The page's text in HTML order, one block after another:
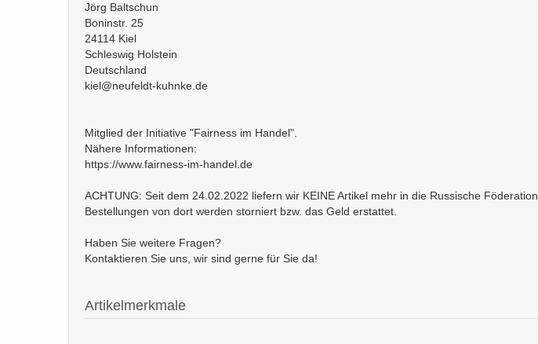
Jörg Baltschun
Boninstr. 25
24114 Kiel
Schleswig Holstein
Deutschland
kiel@neufeldt-kuhnke.de
Mitglied der Initiative "Fairness im Handel".
Nähere Informationen:
https://www.fairness-im-handel.de
ACHTUNG: Seit dem 24.02.2022 liefern wir KEINE Artikel mehr in die Russische Föderation.
Bestellungen von dort werden storniert bzw. das Geld erstattet.
Haben Sie weitere Fragen?
Kontaktieren Sie uns, wir sind gerne für Sie da!
Artikelmerkmale